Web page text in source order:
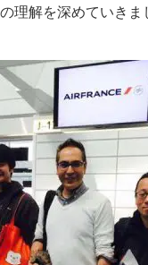
理解を深めていきま